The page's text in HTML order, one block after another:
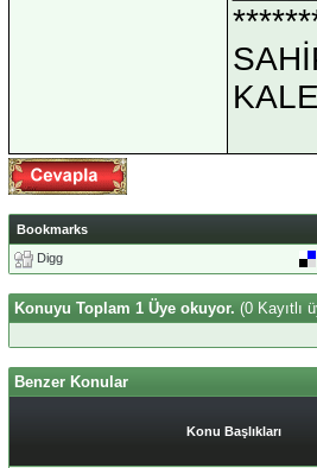
Bookmarks
Digg
Konuyu Toplam 1 Üye okuyor. (0 Kayıtlı
Benzer Konular
Konu Başlıkları